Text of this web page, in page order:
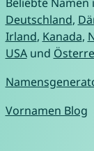
Deutschland,
Irland, Kanada,
USAund
Vornamen Blog